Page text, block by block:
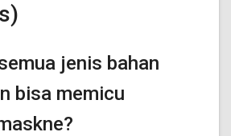
jenis bahan
bisa memicu